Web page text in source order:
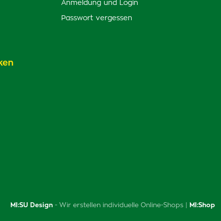
Anmeldung und Login
Passwort vergessen
MI:SU Design - Wir erstellen individuelle Online-Shops | MI:Shop